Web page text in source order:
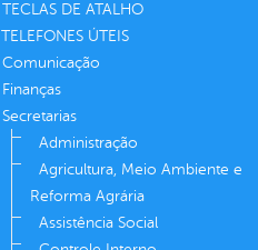
TECLAS DE ATALHO
TELEFONES ÚTEIS
Comunicação
Finanças
Secretarias
Administração
Agricultura, Meio Ambiente e
Reforma Agrária
Assistência Social